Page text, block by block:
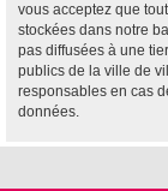
vous acceptez que
stockées dans notre
pas diffusées à une
publics de la ville de
responsables en cas
données.